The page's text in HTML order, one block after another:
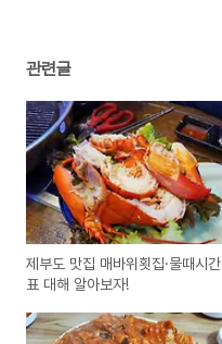
관련글
제부도 맛집 매바위횟집·물때시간
표 대해 알아보자!